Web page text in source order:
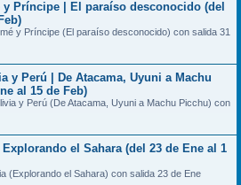
y Príncipe | El paraíso desconocido (del
y Príncipe (El paraíso desconocido) con salida 31
y Perú | De Atacama, Uyuni a Machu
al 15 de Feb)
y Perú (De Atacama, Uyuni a Machu Picchu) con
el Sahara (del 23 de Ene al 1
(Explorando el Sahara) con salida 23 de Ene